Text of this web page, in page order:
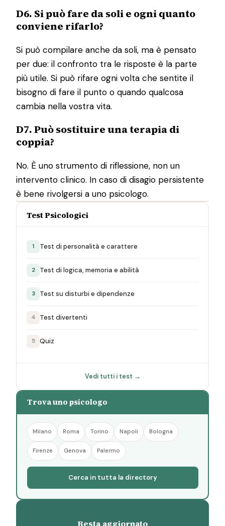
D6. Si può fare da soli e ogni quanto
conviene rifarlo?
Si può compilare anche da soli, ma è pensato
per due: il confronto tra le risposte è la parte
più utile. Si può rifare ogni volta che sentite il
bisogno di fare il punto o quando qualcosa
cambia nella vostra vita.
D7. Può sostituire una terapia di
coppia?
No. È uno strumento di riflessione, non un
intervento clinico. In caso di disagio persistente
è bene rivolgersi a uno psicologo.
Test Psicologici
1 Test di personalità e carattere
2 Test di logica, memoria e abilità
3 Test su disturbi e dipendenze
4 Test divertenti
5 Quiz
Vedi tutti i test →
Trova uno psicologo
Milano Roma Torino Napoli Bologna
Firenze Genova Palermo
Cerca in tutta la directory
Resta aggiornato